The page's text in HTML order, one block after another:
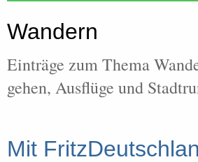
Wandern
Einträge zum Thema
gehen, Ausflüge und
Mit